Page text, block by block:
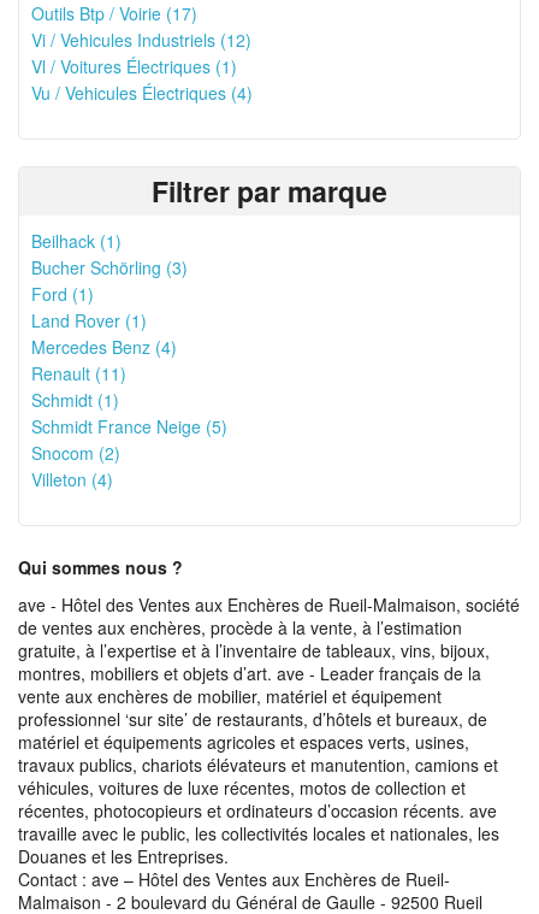
Outils Btp / Voirie (17)
Vi / Vehicules Industriels (12)
Vl / Voitures Électriques (1)
Vu / Vehicules Électriques (4)
Filtrer par marque
Beilhack (1)
Bucher Schörling (3)
Ford (1)
Land Rover (1)
Mercedes Benz (4)
Renault (11)
Schmidt (1)
Schmidt France Neige (5)
Snocom (2)
Villeton (4)
Qui sommes nous ?
ave - Hôtel des Ventes aux Enchères de Rueil-Malmaison, société
de ventes aux enchères, procède à la vente, à l’estimation
gratuite, à l’expertise et à l’inventaire de tableaux, vins, bijoux,
montres, mobiliers et objets d’art. ave - Leader français de la
vente aux enchères de mobilier, matériel et équipement
professionnel ‘sur site’ de restaurants, d’hôtels et bureaux, de
matériel et équipements agricoles et espaces verts, usines,
travaux publics, chariots élévateurs et manutention, camions et
véhicules, voitures de luxe récentes, motos de collection et
récentes, photocopieurs et ordinateurs d’occasion récents. ave
travaille avec le public, les collectivités locales et nationales, les
Douanes et les Entreprises.
Contact : ave – Hôtel des Ventes aux Enchères de Rueil-
Malmaison - 2 boulevard du Général de Gaulle - 92500 Rueil